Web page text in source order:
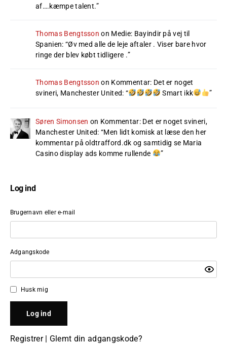
af….kæmpe talent.”
Thomas Bengtsson on Medie: Bayindir på vej til
Spanien: “Øv med alle de leje aftaler . Viser bare hvor
ringe der blev købt tidligere .”
Thomas Bengtsson on Kommentar: Det er noget
svineri, Manchester United: “ Smart ikk ”
Søren Simonsen on Kommentar: Det er noget svineri,
Manchester United: “Men lidt komisk at læse den her
kommentar på oldtrafford.dk og samtidig se Maria
Casino display ads komme rullende
”
Log ind
Brugernavn eller e-mail
Adgangskode
Husk mig
Registrer| Glemt din adgangskode?